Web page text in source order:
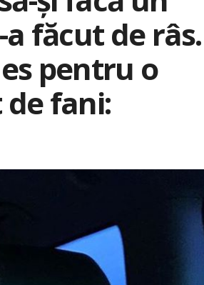
făcut de râs.
pentru o
fani: